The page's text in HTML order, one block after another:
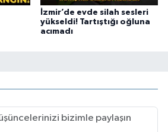
İzmir’de evde silah sesleri
yükseldi! Tartıştığı oğluna
acımadı